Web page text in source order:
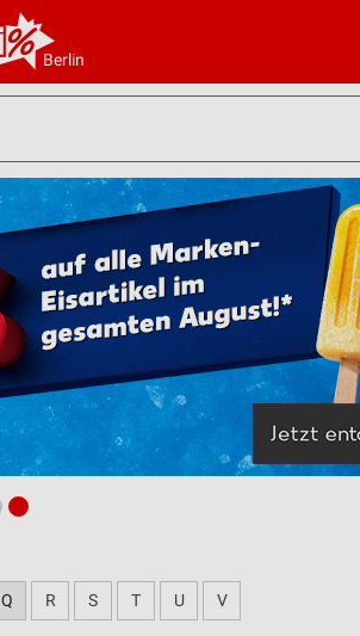
Berlin
Q R S T U V